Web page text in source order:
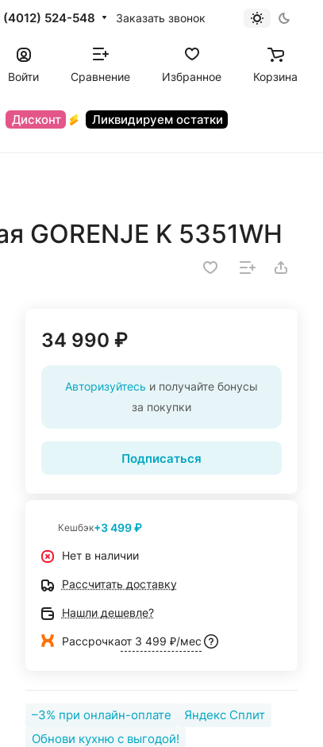
(4012) 524-548 Заказать звонок
Войти Сравнение Избранное Корзина
Дисконт Ликвидируем остатки
GORENJE K 5351WH
34 990 ₽
Авторизуйтесь и получайте бонусы
за покупки
Подписаться
Кешбэк+3 499 ₽
Нет в наличии
Рассчитать доставку
Нашли дешевле?
Рассрочкаот 3 499 ₽/мес
–3% при онлайн-оплате
Яндекс Сплит
Обнови кухню с выгодой!